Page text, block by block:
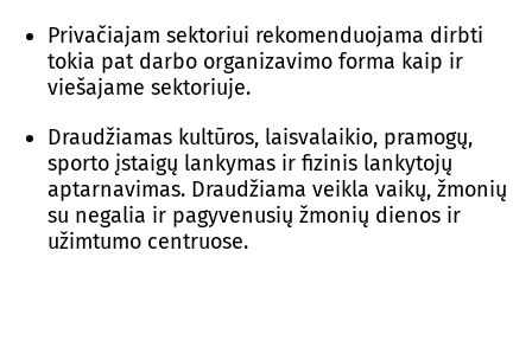
Privačiajam sektoriui rekomenduojama dirbti
tokia pat darbo organizavimo forma kaip ir
viešajame sektoriuje.
Draudžiamas kultūros, laisvalaikio, pramogų,
sporto įstaigų lankymas ir fizinis lankytojų
aptarnavimas. Draudžiama veikla vaikų, žmonių
su negalia ir pagyvenusių žmonių dienos ir
užimtumo centruose.